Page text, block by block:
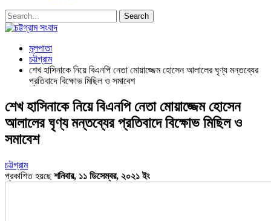
মূলপাতা
চট্টগ্রাম
শেখ হাসিনাকে নিয়ে বিএনপি নেতা মোয়াজ্জেম হোসেন আলালের ঘৃণ্য মন্তব্যের
প্রতিবাদে বিক্ষোভ মিছিল ও সমাবেশ
শেখ হাসিনাকে নিয়ে বিএনপি নেতা মোয়াজ্জেম হোসেন
আলালের ঘৃণ্য মন্তব্যের প্রতিবাদে বিক্ষোভ মিছিল ও
সমাবেশ
চট্টগ্রাম
প্রকাশিত হয়ছেশনিবার, ১১ ডিসেম্বর, ২০২১ ইং